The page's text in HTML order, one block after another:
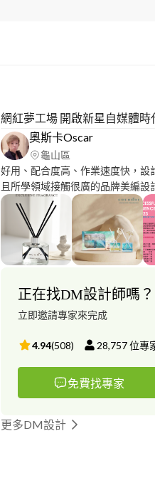
網紅夢工場 開啟新星自媒體時
奧斯卡Oscar
龜山區
好用、配合度高、作業速度快，設
且所學領域接觸很廣的品牌美編設計很難找
會有不同美好體驗： 邏輯思維清楚 溝通表達良好 多年實體通
路、電子商務品牌美編設計經驗 平面、網頁、banner、商品導
購頁、彩盒包裝、影音等多媒體整合設計
值可以參與行銷層面的google
作與投放，幫忙提升品牌視覺整體形象與
正在找DM設計師嗎？
立即邀請專家來完成
4.94(508) 28,757位專
免費找專家
更多DM設計